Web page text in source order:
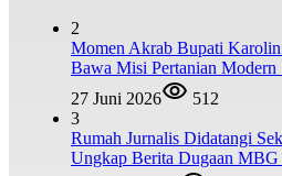
2
Momen Akrab Bupati
Bawa Misi Pertanian Modern
27 Juni 2026
512
3
Rumah Jurnalis Didatangi
Ungkap Berita Dugaan MBG